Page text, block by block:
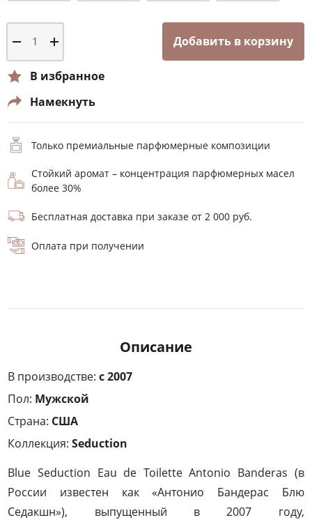
Добавить в корзину
В избранное
Намекнуть
Только премиальные парфюмерные композиции
Стойкий аромат – концентрация парфюмерных масел
более 30%
Бесплатная доставка при заказе от 2 000 руб.
Оплата при получении
Описание
В производстве:с 2007
Пол: Мужской
Страна: США
Коллекция:Seduction
Blue Seduction Eau de Toilette Antonio Banderas (в
России известен как «Антонио Бандерас Блю
Седакшн»), выпущенный в 2007 году,